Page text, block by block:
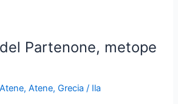
Partenone, metope
,Atene,Grecia / Ila